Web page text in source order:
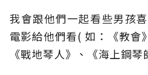
我會跟他們一起看些男孩
電影給他們看( 如：《教會
《戰地琴人》、《海上鋼琴